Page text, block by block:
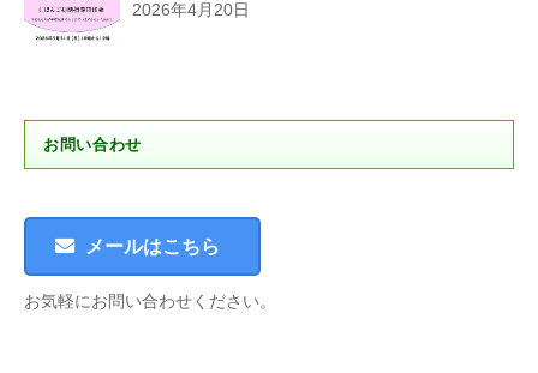
2026年4月20日
お問い合わせ
メールはこちら
お気軽にお問い合わせください。